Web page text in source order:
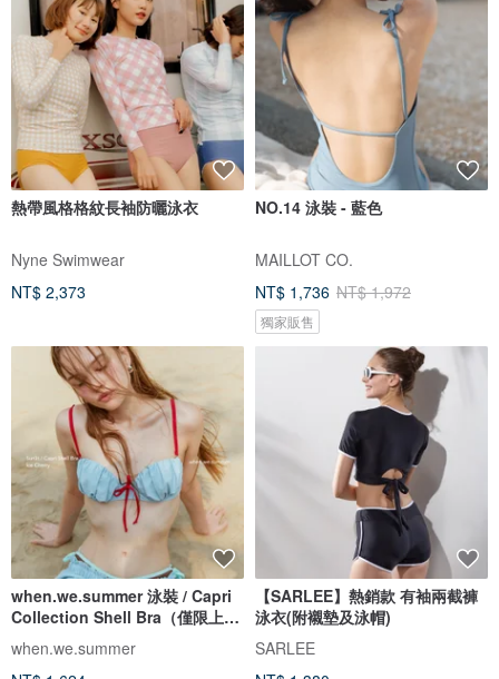
熱帶風格格紋長袖防曬泳衣
Nyne Swimwear
NT$ 2,373
NO.14 泳裝 - 藍色
MAILLOT CO.
NT$ 1,736 NT$ 1,972
獨家販售
when.we.summer 泳裝 / Capri
Collection Shell Bra（僅限上
衣）
when.we.summer
【SARLEE】熱銷款 有袖兩截褲
泳衣(附襯墊及泳帽)
SARLEE